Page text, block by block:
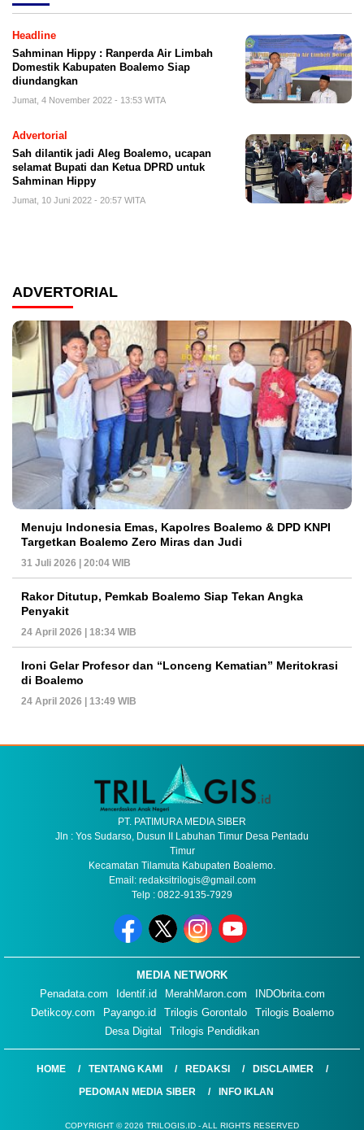
Headline
Sahminan Hippy : Ranperda Air Limbah
Domestik Kabupaten Boalemo Siap
diundangkan
Jumat, 4 November 2022 - 13:53 WITA
Advertorial
Sah dilantik jadi Aleg Boalemo, ucapan
selamat Bupati dan Ketua DPRD untuk
Sahminan Hippy
Jumat, 10 Juni 2022 - 20:57 WITA
ADVERTORIAL
Menuju Indonesia Emas, Kapolres Boalemo & DPD KNPI
Targetkan Boalemo Zero Miras dan Judi
31 Juli 2026 | 20:04 WIB
Rakor Ditutup, Pemkab Boalemo Siap Tekan Angka
Penyakit
24 April 2026 | 18:34 WIB
Ironi Gelar Profesor dan “Lonceng Kematian” Meritokrasi
di Boalemo
24 April 2026 | 13:49 WIB
PT. PATIMURA MEDIA SIBER
Jln : Yos Sudarso, Dusun II Labuhan Timur Desa Pentadu
Timur
Kecamatan Tilamuta Kabupaten Boalemo.
Email: redaksitrilogis@gmail.com
Telp : 0822-9135-7929
MEDIA NETWORK
Penadata.com
Identif.id MerahMaron.com
INDObrita.com
Detikcoy.com
Payango.id Trilogis Gorontalo
Trilogis Boalemo
Desa Digital
Trilogis Pendidikan
HOME TENTANG KAMI REDAKSI
DISCLAIMER
PEDOMAN MEDIA SIBER
INFO IKLAN
COPYRIGHT © 2026 TRILOGIS.ID - ALL RIGHTS RESERVED